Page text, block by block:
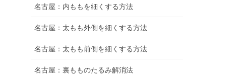
名古屋：内ももを細くする方法
名古屋：太もも外側を細くする方法
名古屋：太もも前側を細くする方法
名古屋：裏もものたるみ解消法